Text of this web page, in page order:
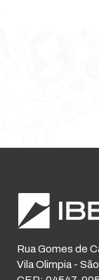
Rua Gomes de
Vila Olimpia -